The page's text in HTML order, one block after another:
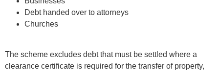
Debt handed over to attorneys
Churches
The scheme excludes debt that must be settled where a
clearance certificate is required for the transfer of property,